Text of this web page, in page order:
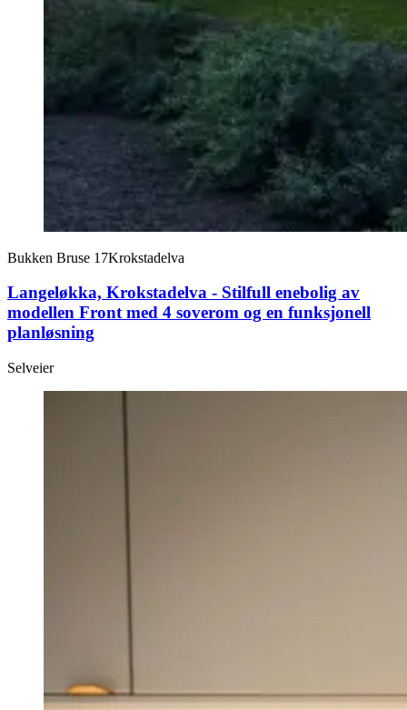
Bukken Bruse 17Krokstadelva
Langeløkka, Krokstadelva - Stilfull enebolig av
modellen Front med 4 soverom og en funksjonell
planløsning
Selveier